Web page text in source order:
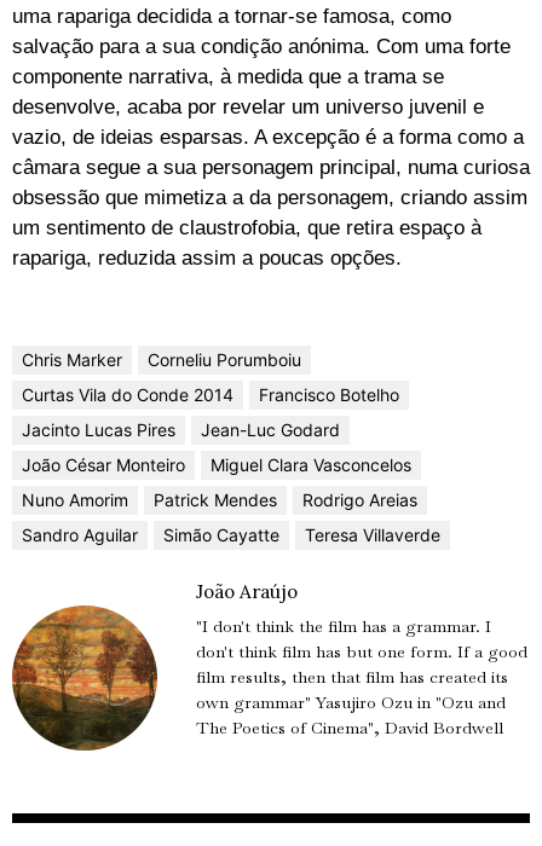
uma rapariga decidida a tornar-se famosa, como
salvação para a sua condição anónima. Com uma forte
componente narrativa, à medida que a trama se
desenvolve, acaba por revelar um universo juvenil e
vazio, de ideias esparsas. A excepção é a forma como a
câmara segue a sua personagem principal, numa curiosa
obsessão que mimetiza a da personagem, criando assim
um sentimento de claustrofobia, que retira espaço à
rapariga, reduzida assim a poucas opções.
Chris Marker
Corneliu Porumboiu
Curtas Vila do Conde 2014
Francisco Botelho
Jacinto Lucas Pires
Jean-Luc Godard
João César Monteiro
Miguel Clara Vasconcelos
Nuno Amorim
Patrick Mendes
Rodrigo Areias
Sandro Aguilar
Simão Cayatte Teresa Villaverde
João Araújo
"I don't think the film has a grammar. I
don't think film has but one form. If a good
film results, then that film has created its
own grammar" Yasujiro Ozu in "Ozu and
The Poetics of Cinema", David Bordwell